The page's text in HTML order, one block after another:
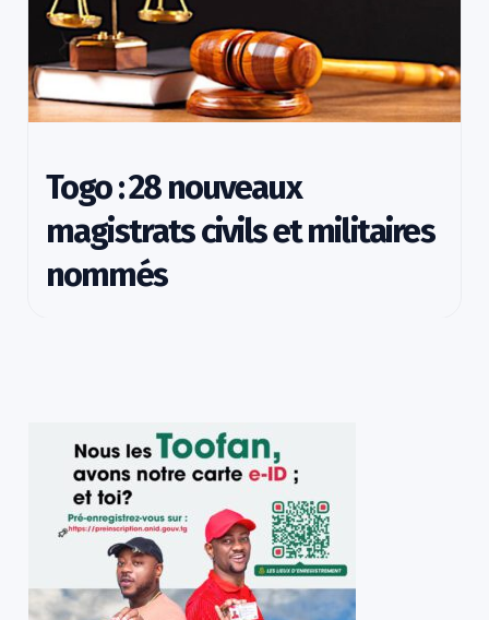
Togo : 28 nouveaux
magistrats civils et militaires
nommés